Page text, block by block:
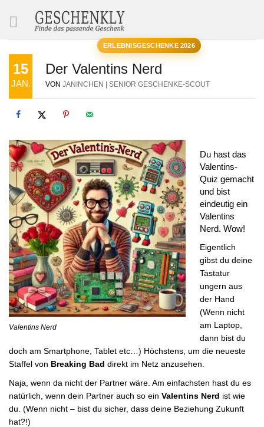
ERLEBNISGESCHENKE 2026
15
JAN.
Der Valentins Nerd
VON JANINCHEN | SENIOR GESCHENKE-SCOUT
Valentins Nerd
Du hast das
Valentins-
Quiz gemacht
und bist
eindeutig ein
Valentins
Nerd. Wow!
Eigentlich
gibst du deine
Tastatur
ungern aus
der Hand
(Wenn nicht
am Laptop,
dann bist du
doch am Smartphone, Tablet etc…) Höchstens, um die neueste
Staffel von Breaking Bad direkt im Netz anzusehen.
Naja, wenn da nicht der Partner wäre. Am einfachsten hast du es
natürlich, wenn dein Partner auch so ein Valentins Nerd ist wie
du. (Wenn nicht – bist du sicher, dass deine Beziehung Zukunft
hat?!)